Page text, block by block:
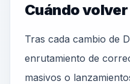
Cuándo
Tras cada cambio de
enrutamiento de
masivos o